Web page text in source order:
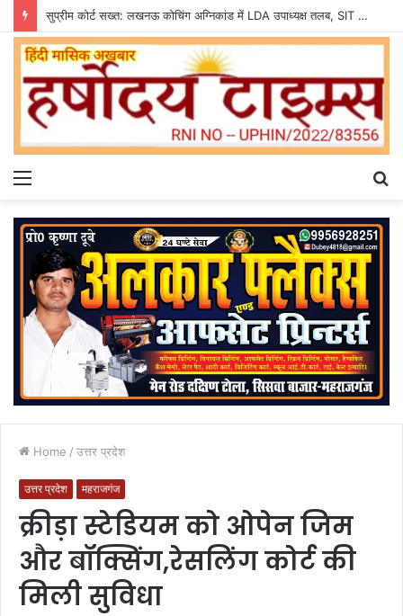
सुप्रीम कोर्ट सख्त: लखनऊ कोचिंग अग्निकांड में LDA उपाध्यक्ष तलब, SIT से मांगी सीलबंद रिपोर्ट
Menu
Home / उत्तर प्रदेश
उत्तर प्रदेश महराजगंज
क्रीड़ा स्टेडियम को ओपेन जिम
और बॉक्सिंग,रेसलिंग कोर्ट की
मिली सुविधा